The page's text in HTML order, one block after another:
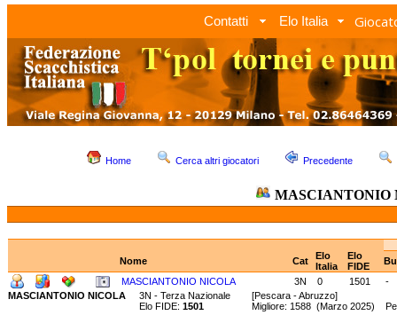
Contatti Elo Italia
Home Cerca altri giocatori Precedente
MASCIANTONIO
Nome Cat
Elo
Italia
Elo
FIDE
MASCIANTONIO NICOLA
3N 0 1501
-
MASCIANTONIO NICOLA
3N - Terza Nazionale [Pescara - Abruzzo]
Elo FIDE: 1501 Migliore: 1588 (Marzo 2025)